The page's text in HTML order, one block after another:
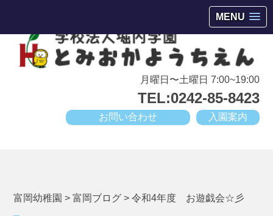
MENU
月曜日〜土曜日 7:00~19:00
TEL:0242-85-8423
入園案内
お問い合わせ
富岡幼稚園 >富岡ブログ >令和4年度 お遊戯会☆彡